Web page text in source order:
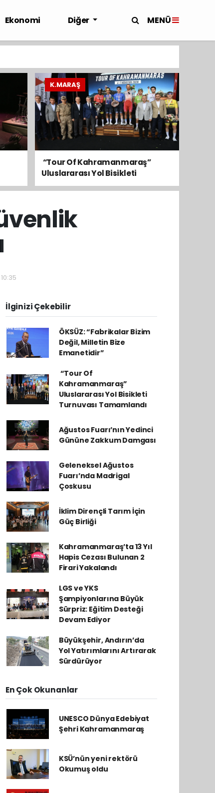
Ekonomi
Diğer MENÜ
K.MARAŞ
​ “Tour Of Kahramanmaraş”
Uluslararası Yol Bisikleti
Turnuvası Tamamlandı
İlginizi Çekebilir
ÖKSÜZ: “Fabrikalar Bizim
Değil, Milletin Bize
Emanetidir”
​ “Tour Of
Kahramanmaraş”
Uluslararası Yol Bisikleti
Turnuvası Tamamlandı
Ağustos Fuarı’nın Yedinci
Gününe Zakkum Damgası
Geleneksel Ağustos
Fuarı’nda Madrigal
Çoskusu
İklim Dirençli Tarım İçin
Güç Birliği
Kahramanmaraş’ta 13 Yıl
Hapis Cezası Bulunan 2
Firari Yakalandı
LGS ve YKS
Şampiyonlarına Büyük
Sürpriz: Eğitim Desteği
Devam Ediyor
Büyükşehir, Andırın’da
Yol Yatırımlarını Artırarak
Sürdürüyor
En Çok Okunanlar
UNESCO Dünya Edebiyat
Şehri Kahramanmaraş
KSÜ’nün yeni rektörü
Okumuş oldu